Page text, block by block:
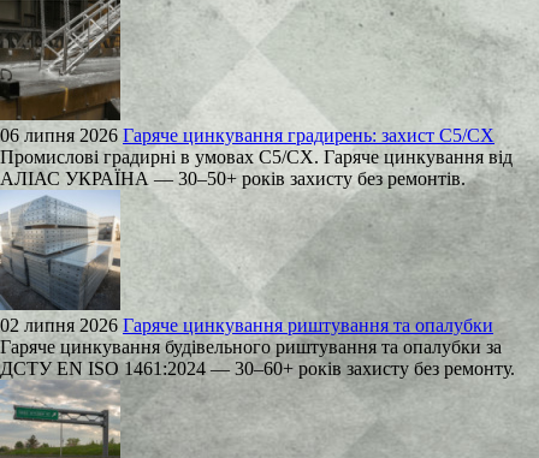
06 липня 2026 Гаряче цинкування градирень: захист C5/CX
Промислові градирні в умовах C5/CX. Гаряче цинкування від
АЛІАС УКРАЇНА — 30–50+ років захисту без ремонтів.
02 липня 2026 Гаряче цинкування риштування та опалубки
Гаряче цинкування будівельного риштування та опалубки за
ДСТУ EN ISO 1461:2024 — 30–60+ років захисту без ремонту.